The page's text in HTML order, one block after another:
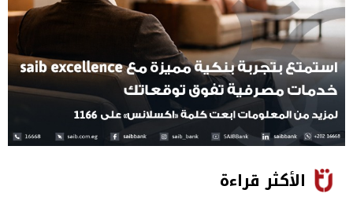
الأكثر قراءة